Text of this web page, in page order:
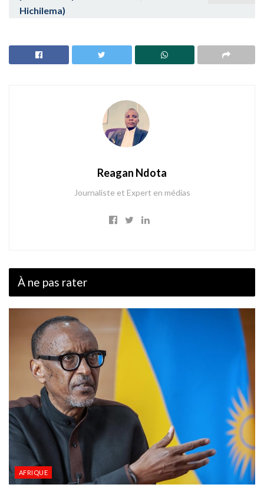
Hichilema)
Reagan Ndota
Journaliste et Expert en médias
À ne pas rater
AFRIQUE